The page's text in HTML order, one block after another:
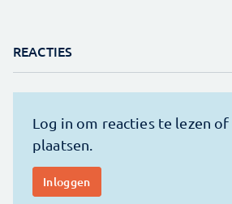
REACTIES